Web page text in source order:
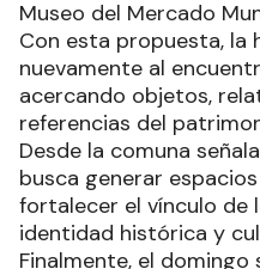
Museo del Mercado
Con esta propuesta, la
nuevamente al
acercando objetos,
referencias del
Desde la comuna
busca generar
fortalecer el vínculo de
identidad histórica y
Finalmente, el domingo